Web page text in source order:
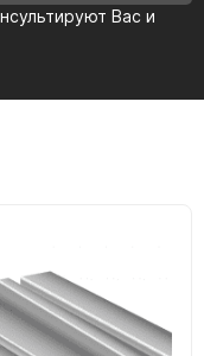
Вас и